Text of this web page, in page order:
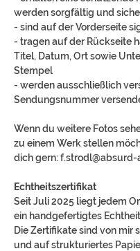
werden sorgfältig und
- sind auf der Vorderseite
- tragen auf der Rückseite
Titel, Datum, Ort sowie
Stempel
- werden ausschließlich
Sendungsnummer
Wenn du weitere Fotos
zu einem Werk stellen
dich gern:
Echtheitszertifikat
Seit Juli 2025 liegt jedem
ein handgefertigtes
Die Zertifikate sind von mir
und auf strukturiertes